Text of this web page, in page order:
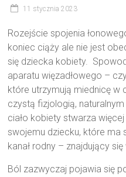
11 stycznia 2023
Rozejście spojenia
koniec ciąży ale nie jest
się dziecka kobiety.
aparatu więzadłowego –
które utrzymują miednicę w
czystą fizjologią,
ciało kobiety stwarza
swojemu dziecku, które ma
kanał rodny – znajdujący
Ból zazwyczaj pojawia się